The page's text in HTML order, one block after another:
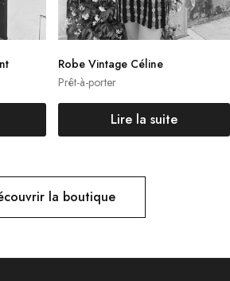
Prêt-à-porter
Robe Vintage Céline
Lire la suite
la boutique